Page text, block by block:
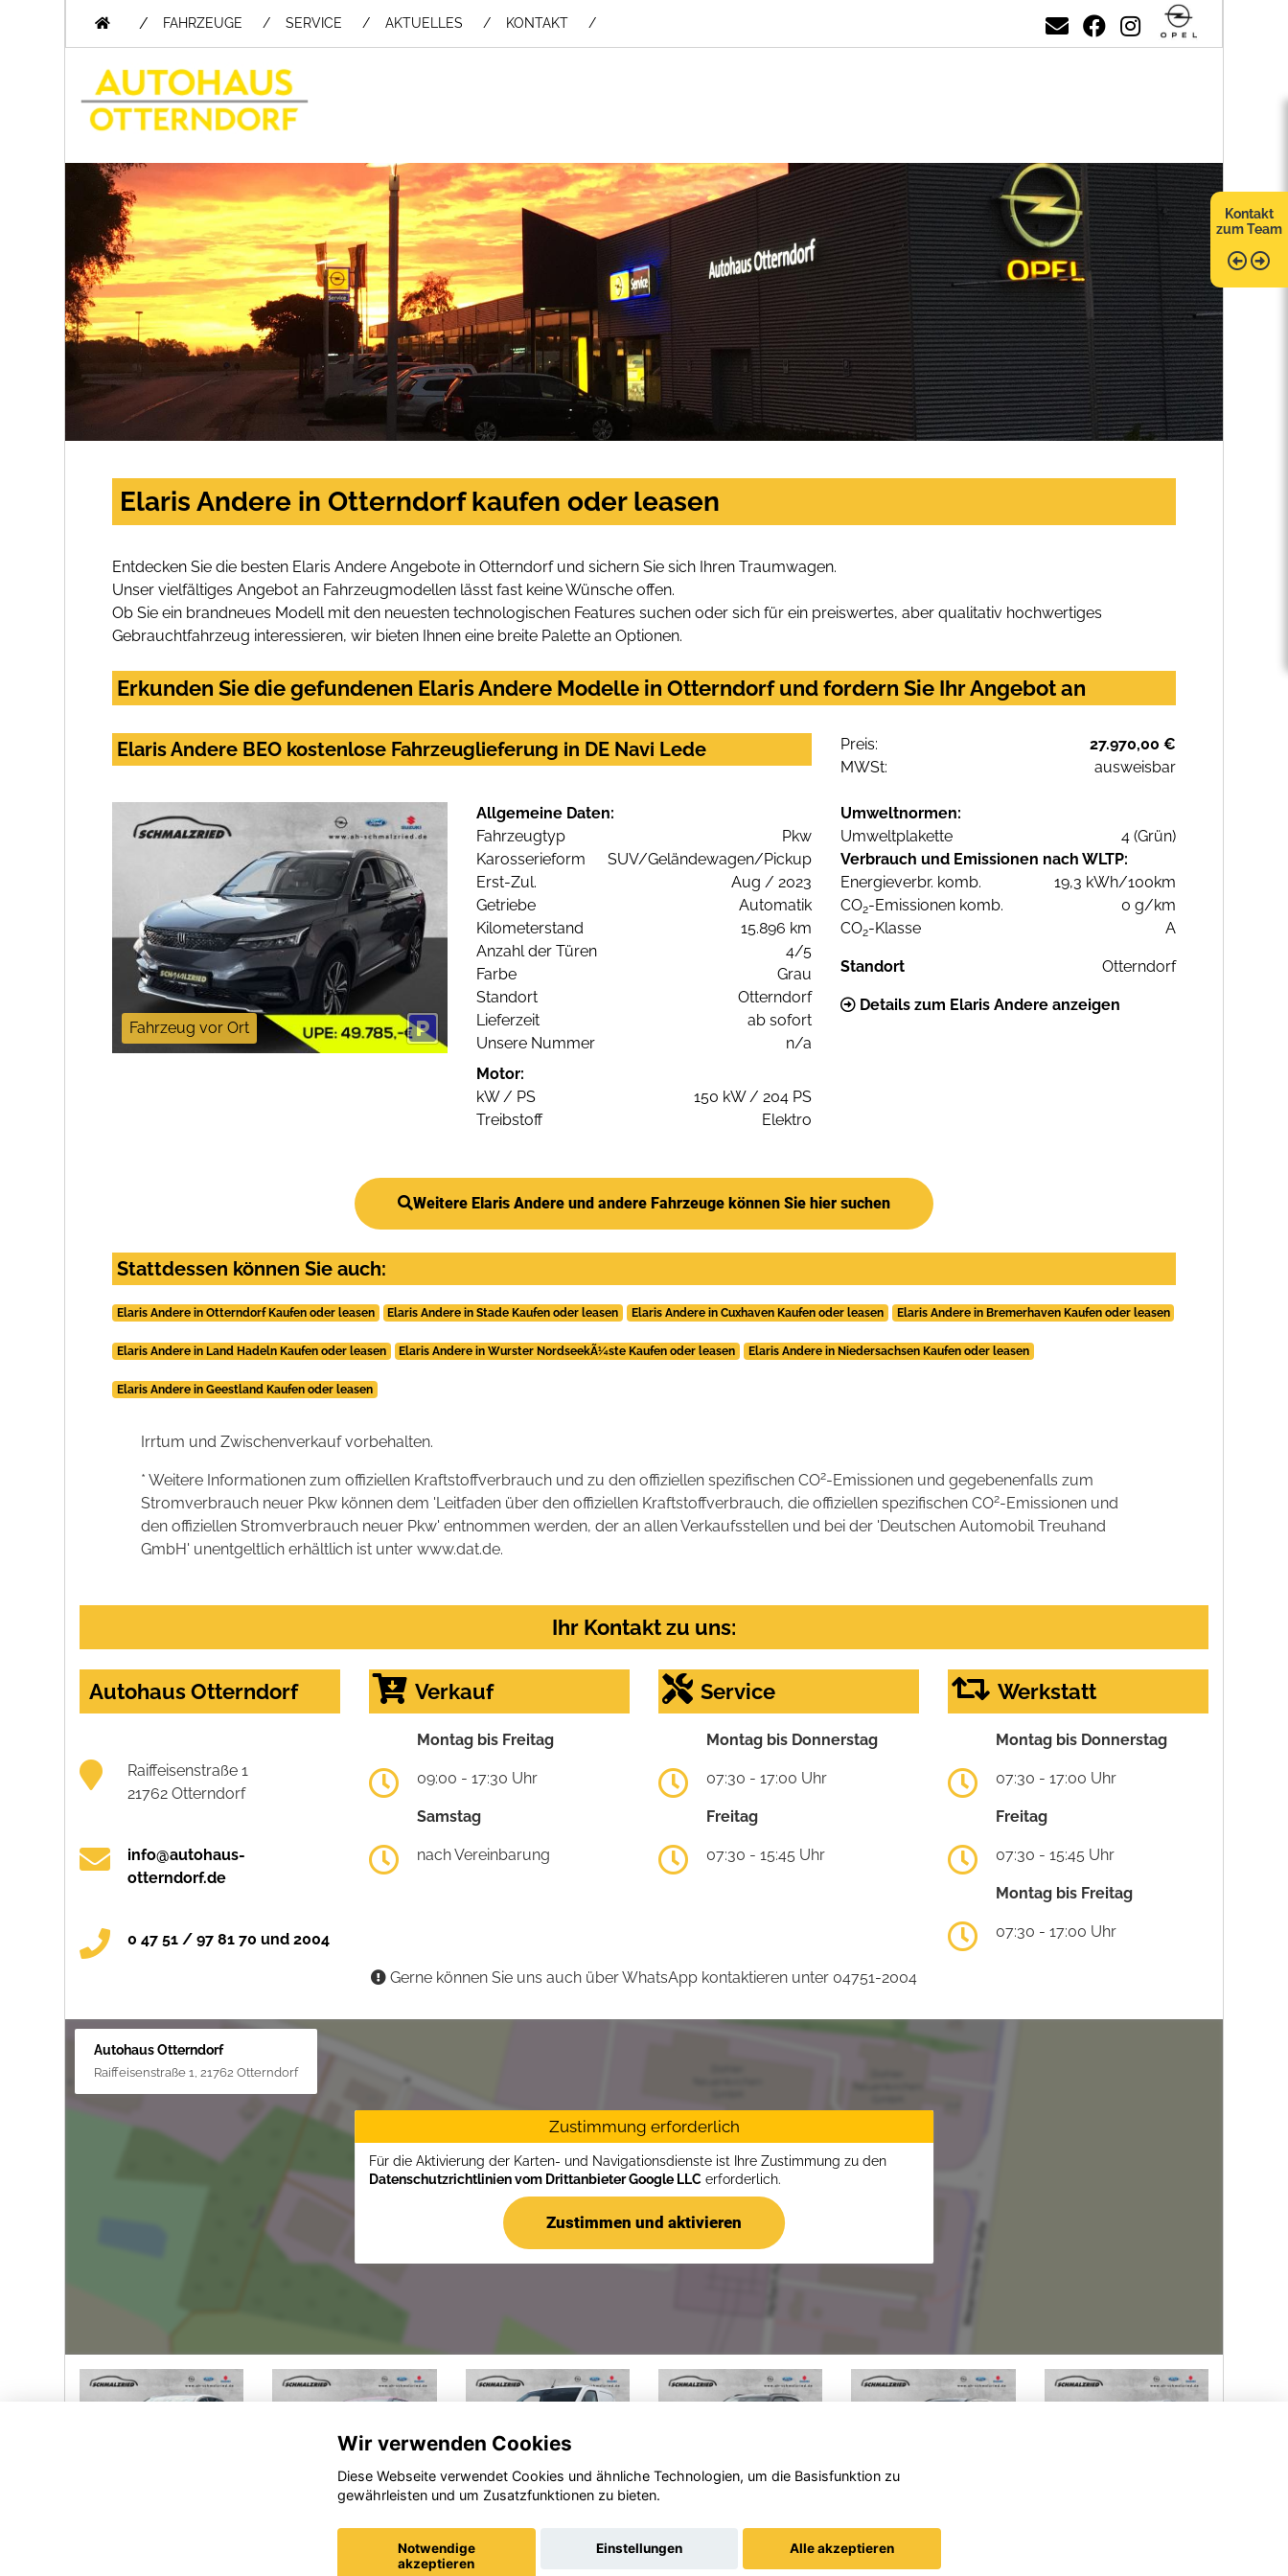
/ FAHRZEUGE SERVICE AKTUELLES KONTAKT
Kontakt
zum Team
Elaris Andere in Otterndorf kaufen oder leasen
Entdecken Sie die besten Elaris Andere Angebote in Otterndorf und sichern Sie sich Ihren Traumwagen.
Unser vielfältiges Angebot an Fahrzeugmodellen lässt fast keine Wünsche offen.
Ob Sie ein brandneues Modell mit den neuesten technologischen Features suchen oder sich für ein preiswertes, aber qualitativ hochwertiges
Gebrauchtfahrzeug interessieren, wir bieten Ihnen eine breite Palette an Optionen.
Erkunden Sie die gefundenen Elaris Andere Modelle in Otterndorf und fordern Sie Ihr Angebot an
Elaris Andere BEO kostenlose Fahrzeuglieferung in DE Navi Lede Preis:
27.970,00 €
MWSt:
ausweisbar
Fahrzeug vor Ort
Allgemeine Daten:
Fahrzeugtyp
Pkw
Karosserieform
SUV/Geländewagen/Pickup
Erst-Zul.
Aug / 2023
Getriebe
Automatik
Kilometerstand
15.896 km
Anzahl der Türen
4/5
Farbe
Grau
Standort
Otterndorf
Lieferzeit
ab sofort
Unsere Nummer
n/a
Motor:
kW / PS
150 kW / 204 PS
Treibstoff
Elektro
Umweltnormen:
Umweltplakette
4 (Grün)
Verbrauch und Emissionen nach WLTP:
Energieverbr. komb.
19,3 kWh/100km
CO2-Emissionen komb.
0 g/km
CO2-Klasse A
Standort Otterndorf
Details zum Elaris Andere anzeigen
Weitere Elaris Andere und andere Fahrzeuge können Sie hier suchen
Stattdessen können Sie auch:
Elaris Andere in Otterndorf Kaufen oder leasen Elaris Andere in Stade Kaufen oder leasen Elaris Andere in Cuxhaven Kaufen oder leasen Elaris Andere in Bremerhaven Kaufen oder leasen
Elaris Andere in Land Hadeln Kaufen oder leasen Elaris Andere in Wurster NordseekÃ¼ste Kaufen oder leasen Elaris Andere in Niedersachsen Kaufen oder leasen
Elaris Andere in Geestland Kaufen oder leasen
Irrtum und Zwischenverkauf vorbehalten.
* Weitere Informationen zum offiziellen Kraftstoffverbrauch und zu den offiziellen spezifischen CO2-Emissionen und gegebenenfalls zum
Stromverbrauch neuer Pkw können dem 'Leitfaden über den offiziellen Kraftstoffverbrauch, die offiziellen spezifischen CO2-Emissionen und
den offiziellen Stromverbrauch neuer Pkw' entnommen werden, der an allen Verkaufsstellen und bei der 'Deutschen Automobil Treuhand
GmbH' unentgeltlich erhältlich ist unter www.dat.de.
Ihr Kontakt zu uns:
Autohaus Otterndorf
Raiffeisenstraße 1
21762 Otterndorf
info@autohaus-
otterndorf.de
0 47 51 / 97 81 70 und 2004
Verkauf
Montag bis Freitag
09:00 - 17:30 Uhr
Samstag
nach Vereinbarung
Service
Montag bis Donnerstag
07:30 - 17:00 Uhr
Freitag
07:30 - 15:45 Uhr
Werkstatt
Montag bis Donnerstag
07:30 - 17:00 Uhr
Freitag
07:30 - 15:45 Uhr
Montag bis Freitag
07:30 - 17:00 Uhr
Gerne können Sie uns auch über WhatsApp kontaktieren unter 04751-2004
Autohaus Otterndorf
Raiffeisenstraße 1, 21762 Otterndorf
Zustimmung erforderlich
Für die Aktivierung der Karten- und Navigationsdienste ist Ihre Zustimmung zu den
Datenschutzrichtlinien vom Drittanbieter Google LLC erforderlich.
Zustimmen und aktivieren
Combo
Frontera
Across
Wir verwenden Cookies
Diese Webseite verwendet Cookies und ähnliche Technologien, um die Basisfunktion zu
gewährleisten und um Zusatzfunktionen zu bieten.
Notwendige
akzeptieren
Einstellungen Alle akzeptieren